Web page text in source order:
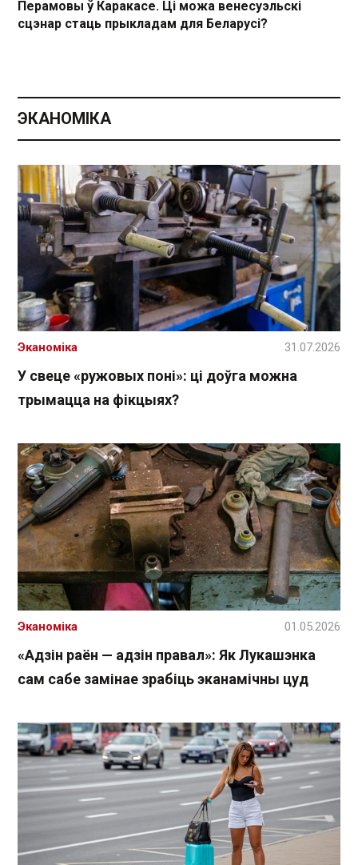
Перамовы ў Каракасе. Ці можа венесуэльскі
сцэнар стаць прыкладам для Беларусі?
ЭКАНОМІКА
У свеце «ружовых поні»: ці доўга можна
трымацца на фікцыях?
Эканоміка 31.07.2026
«Адзін раён — адзін правал»: Як Лукашэнка
сам сабе замінае зрабіць эканамічны цуд
Эканоміка 01.05.2026